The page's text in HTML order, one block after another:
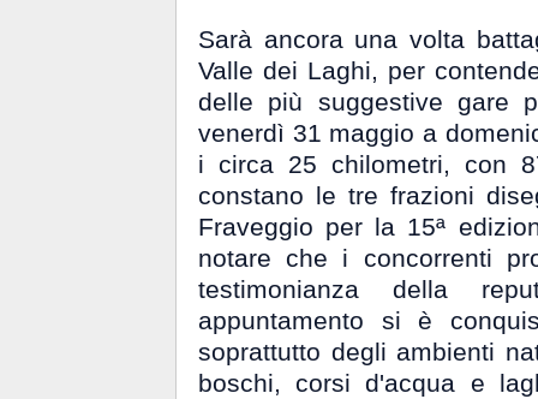
Sarà ancora una volta
Valle dei Laghi, per
delle più suggestive gare
venerdì 31 maggio a
i circa 25 chilometri, con
constano le tre frazioni
Fraveggio per la 15ª
notare che i concorrenti
testimonianza della
appuntamento si è
soprattutto degli ambienti
boschi, corsi d'acqua e